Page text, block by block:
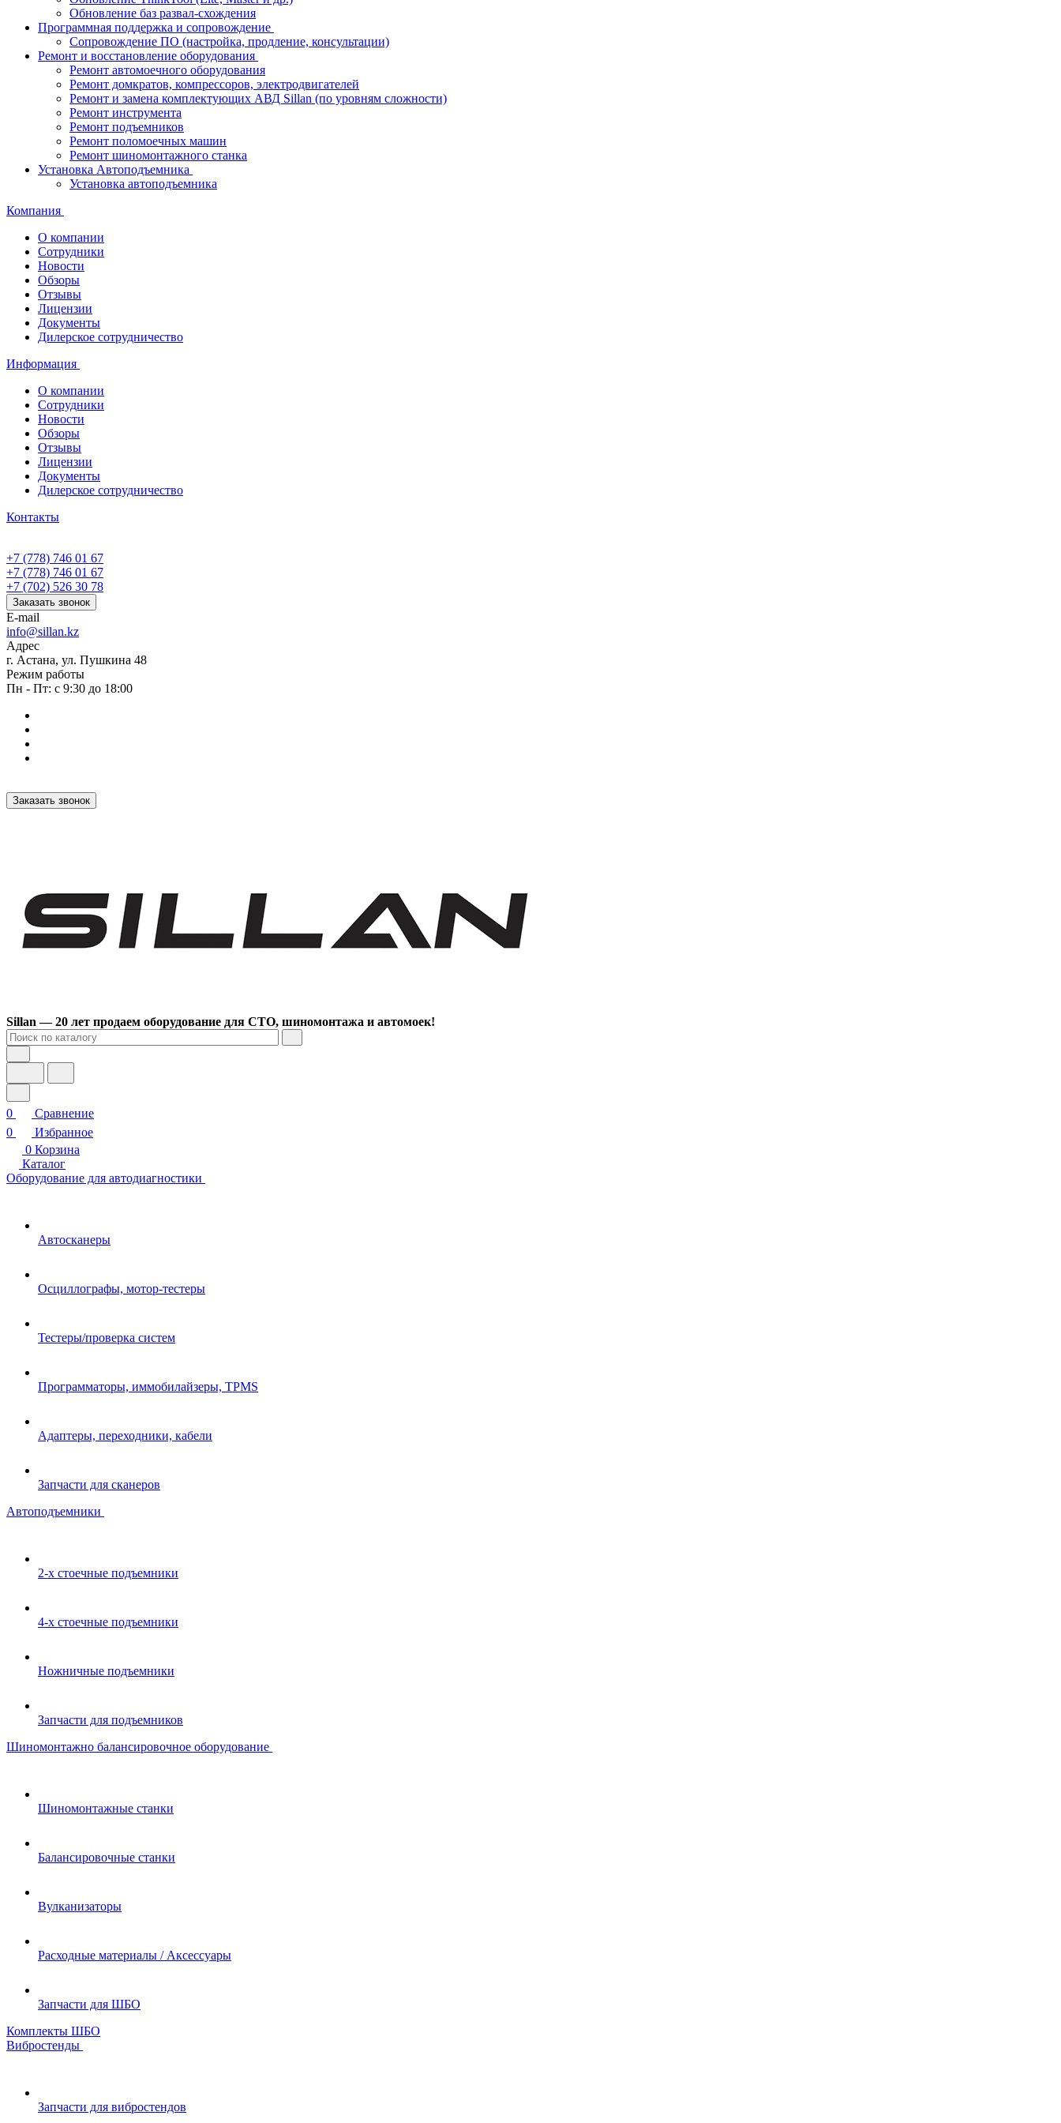
Обновление баз развал-схождения
Программная поддержка и сопровождение
Сопровождение ПО (настройка, продление, консультации)
Ремонт и восстановление оборудования
Ремонт автомоечного оборудования
Ремонт домкратов, компрессоров, электродвигателей
Ремонт и замена комплектующих АВД Sillan (по уровням сложности)
Ремонт инструмента
Ремонт подъемников
Ремонт поломоечных машин
Ремонт шиномонтажного станка
Установка Автоподъемника
Установка автоподъемника
Компания
О компании
Сотрудники
Новости
Обзоры
Отзывы
Лицензии
Документы
Дилерское сотрудничество
Информация
О компании
Сотрудники
Новости
Обзоры
Отзывы
Лицензии
Документы
Дилерское сотрудничество
Контакты
+7 (778) 746 01 67
+7 (778) 746 01 67
+7 (702) 526 30 78
Заказать звонок
E-mail
info@sillan.kz
Адрес
г. Астана, ул. Пушкина 48
Режим работы
Пн - Пт: с 9:30 до 18:00
Заказать звонок
Sillan — 20 лет продаем оборудование для СТО, шиномонтажа и автомоек!
0
Сравнение
0
Избранное
0 Корзина
Каталог
Оборудование для автодиагностики
Автосканеры
Осциллографы, мотор-тестеры
Тестеры/проверка систем
Программаторы, иммобилайзеры, TPMS
Адаптеры, переходники, кабели
Запчасти для сканеров
Автоподъемники
2-х стоечные подъемники
4-х стоечные подъемники
Ножничные подъемники
Запчасти для подъемников
Шиномонтажно балансировочное оборудование
Шиномонтажные станки
Балансировочные станки
Вулканизаторы
Расходные материалы / Аксессуары
Запчасти для ШБО
Комплекты ШБО
Вибростенды
Запчасти для вибростендов